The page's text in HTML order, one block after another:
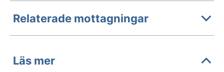
Relaterade mottagningar
Läs mer